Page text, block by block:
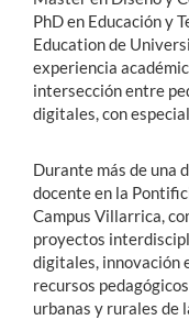
PhD en Educación y
Education de
experiencia
intersección entre
digitales, con
Durante más de una
docente en la
Campus Villarrica,
proyectos
digitales, innovación
recursos
urbanas y rurales de